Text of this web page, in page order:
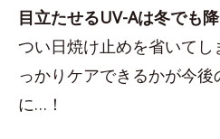
目立たせるUV-Aは冬でも
つい日焼け止めを省いてし
っかりケアできるかが今後
に…！